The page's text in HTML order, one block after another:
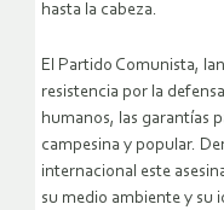
hasta la cabeza.
El Partido Comunista,
resistencia por la
humanos, las garantías
campesina y popular.
internacional este
su medio ambiente y su